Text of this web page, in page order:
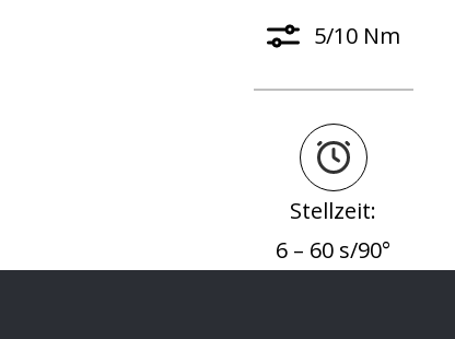
5/10 Nm
Stellzeit:
6 – 60 s/90°